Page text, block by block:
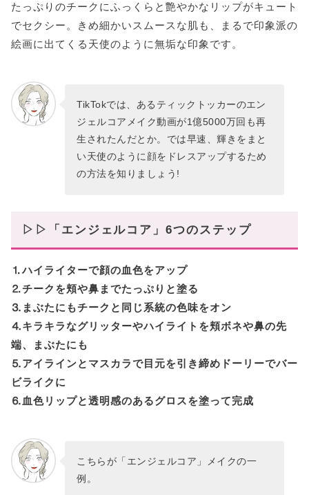
たっぷりのチークにふっくらと艶やかなリップがキュート
でセクシー。きめ細かいスムースな肌も、まるで印象派の
絵画に出てくる天使のように無垢な印象です。
TikTokでは、あるティックトッカーのエン
ジェルコアメイク動画が1億5000万回も再
生されたんだとか。では早速、輝きをまと
い天使のように顔をドレスアップするため
の方法を知りましょう!
▷▷「エンジェルコア」6つのステップ
⒈ハイライターで顔の血色をアップ
⒉チークを頬や鼻までたっぷりと塗る
⒊まぶたにもチークと同じ系統の色味をオン
⒋キラキラなグリッターやハイライトを頬ボネや鼻の先
端、まぶたにも
⒌アイラインとマスカラで目元を引き締めドーリーでバー
ビライクに
⒍血色リップと透明感のあるグロスを塗って完成
こちらが「エンジェルコア」メイクの一
例。